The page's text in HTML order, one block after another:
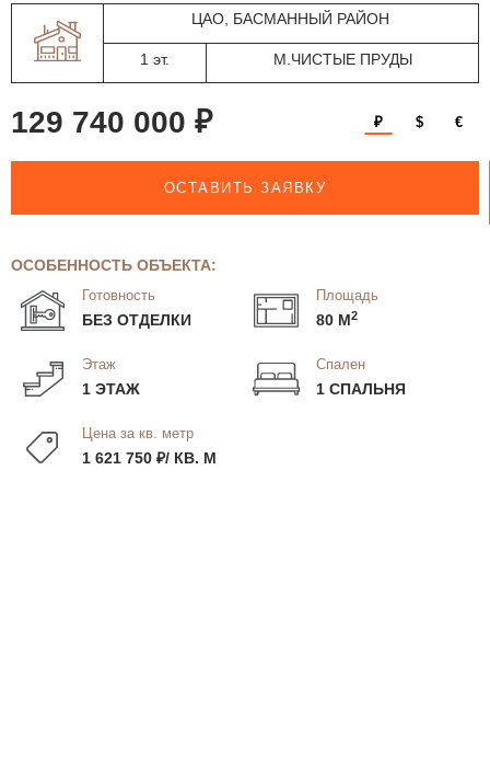
ЦАО, БАСМАННЫЙ РАЙОН
1 эт. М.ЧИСТЫЕ ПРУДЫ
129 740 000 ₽ ₽ $ €
ОСТАВИТЬ ЗАЯВКУ
ОСОБЕННОСТЬ ОБЪЕКТА:
Готовность
БЕЗ ОТДЕЛКИ
Площадь
80 М2
Этаж
1 ЭТАЖ
Спален
1 СПАЛЬНЯ
Цена за кв. метр
1 621 750 ₽/ КВ. М